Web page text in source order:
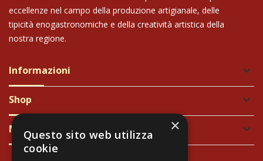
eccellenze nel campo della produzione artigianale, delle
tipicità enogastronomiche e della creatività artistica della
nostra regione.
Informazioni keyboard_arrow_down
Shop keyboard_arrow_down
Newsletter keyboard_arrow_down
×
Questo sito web utilizza
cookie